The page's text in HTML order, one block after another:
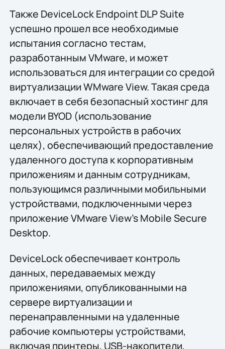
Также DeviceLock Endpoint DLP Suite
успешно прошел все необходимые
испытания согласно тестам,
разработанным VMware, и может
использоваться для интеграции со средой
виртуализации WMware View. Такая среда
включает в себя безопасный хостинг для
модели BYOD (использование
персональных устройств в рабочих
целях), обеспечивающий предоставление
удаленного доступа к корпоративным
приложениям и данным сотрудникам,
пользующимся различными мобильными
устройствами, подключенными через
приложение VMware View’s Mobile Secure
Desktop.
DeviceLock обеспечивает контроль
данных, передаваемых между
приложениями, опубликованными на
сервере виртуализации и
перенаправленными на удаленные
рабочие компьютеры устройствами,
включая принтеры, USB-накопители,